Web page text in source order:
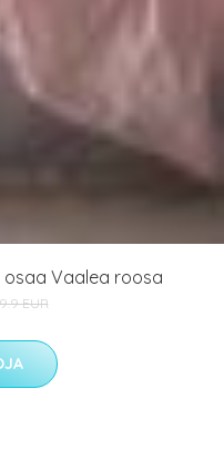
osaa Vaalea roosa
EUR